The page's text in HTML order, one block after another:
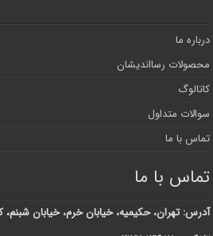
درباره ما
محصولات رسااندیشان
کاتالوگ
سوالات متداول
تماس با ما
تماس با ما
آدرس: تهران، حکیمیه، خیابان خرم، خیابان شبنم، کوچه پگاه ۶، پلاک